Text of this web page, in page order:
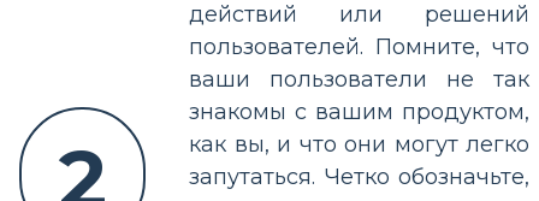
2
действий или решений
пользователей. Помните, что
ваши пользователи не так
знакомы с вашим продуктом,
как вы, и что они могут легко
запутаться. Четко обозначьте,